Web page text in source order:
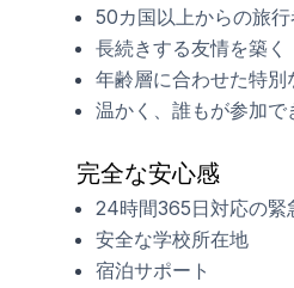
50カ国以上からの旅
長続きする友情を築く
年齢層に合わせた特別
温かく、誰もが参加で
完全な安心感
24時間365日対応の緊
安全な学校所在地
宿泊サポート